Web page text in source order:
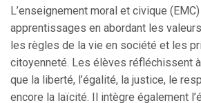
L’enseignement moral et civique
apprentissages en abordant les
les règles de la vie en société et les
citoyenneté. Les élèves réfléchissent
que la liberté, l’égalité, la justice, le
encore la laïcité. Il intègre également